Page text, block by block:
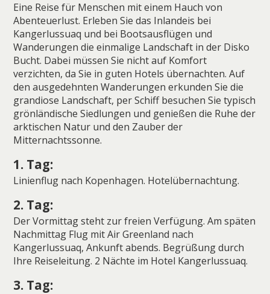
Eine Reise für Menschen mit einem Hauch von
Abenteuerlust. Erleben Sie das Inlandeis bei
Kangerlussuaq und bei Bootsausflügen und
Wanderungen die einmalige Landschaft in der Disko
Bucht. Dabei müssen Sie nicht auf Komfort
verzichten, da Sie in guten Hotels übernachten. Auf
den ausgedehnten Wanderungen erkunden Sie die
grandiose Landschaft, per Schiff besuchen Sie typisch
grönländische Siedlungen und genießen die Ruhe der
arktischen Natur und den Zauber der
Mitternachtssonne.
1. Tag:
Linienflug nach Kopenhagen. Hotelübernachtung.
2. Tag:
Der Vormittag steht zur freien Verfügung. Am späten
Nachmittag Flug mit Air Greenland nach
Kangerlussuaq, Ankunft abends. Begrüßung durch
Ihre Reiseleitung. 2 Nächte im Hotel Kangerlussuaq.
3. Tag: